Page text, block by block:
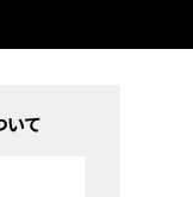
いて